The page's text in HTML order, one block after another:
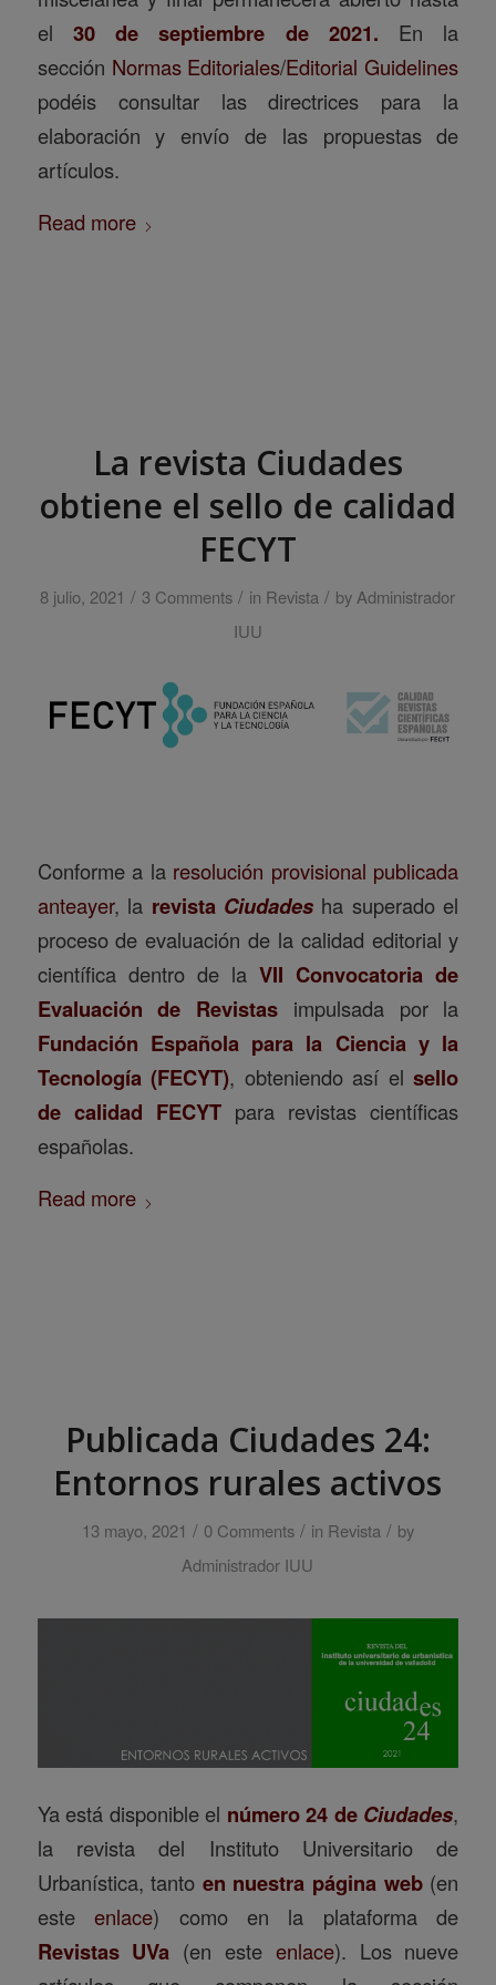
el 30 de septiembre de 2021. En la
sección Normas Editoriales/Editorial Guidelines
podéis consultar las directrices para la
elaboración y envío de las propuestas de
artículos.
Read more
La revista Ciudades
obtiene el sello de calidad
FECYT
8 julio, 2021 / 3 Comments / in Revista / byAdministrador
IUU
Conforme a la resolución provisional publicada
anteayer, la revista Ciudades ha superado el
proceso de evaluación de la calidad editorial y
científica dentro de laVII Convocatoria de
Evaluación de Revistas impulsada por la
Fundación Española para la Ciencia y la
Tecnología (FECYT), obteniendo así elsello
de calidad FECYTpara revistas científicas
españolas.
Read more
Publicada Ciudades 24:
Entornos rurales activos
13 mayo, 2021 / 0 Comments / in Revista / by
Administrador IUU
Ya está disponible el número 24 de Ciudades,
la revista del Instituto Universitario de
Urbanística, tanto en nuestra página web(en
esteenlace) como en la plataforma de
Revistas UVa (en este enlace). Los nueve